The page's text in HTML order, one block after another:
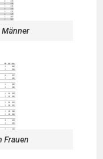
Männer
Frauen